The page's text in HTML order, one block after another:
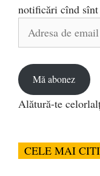
notificări cînd
Mă abonez
Alătură-te
CELE MAI